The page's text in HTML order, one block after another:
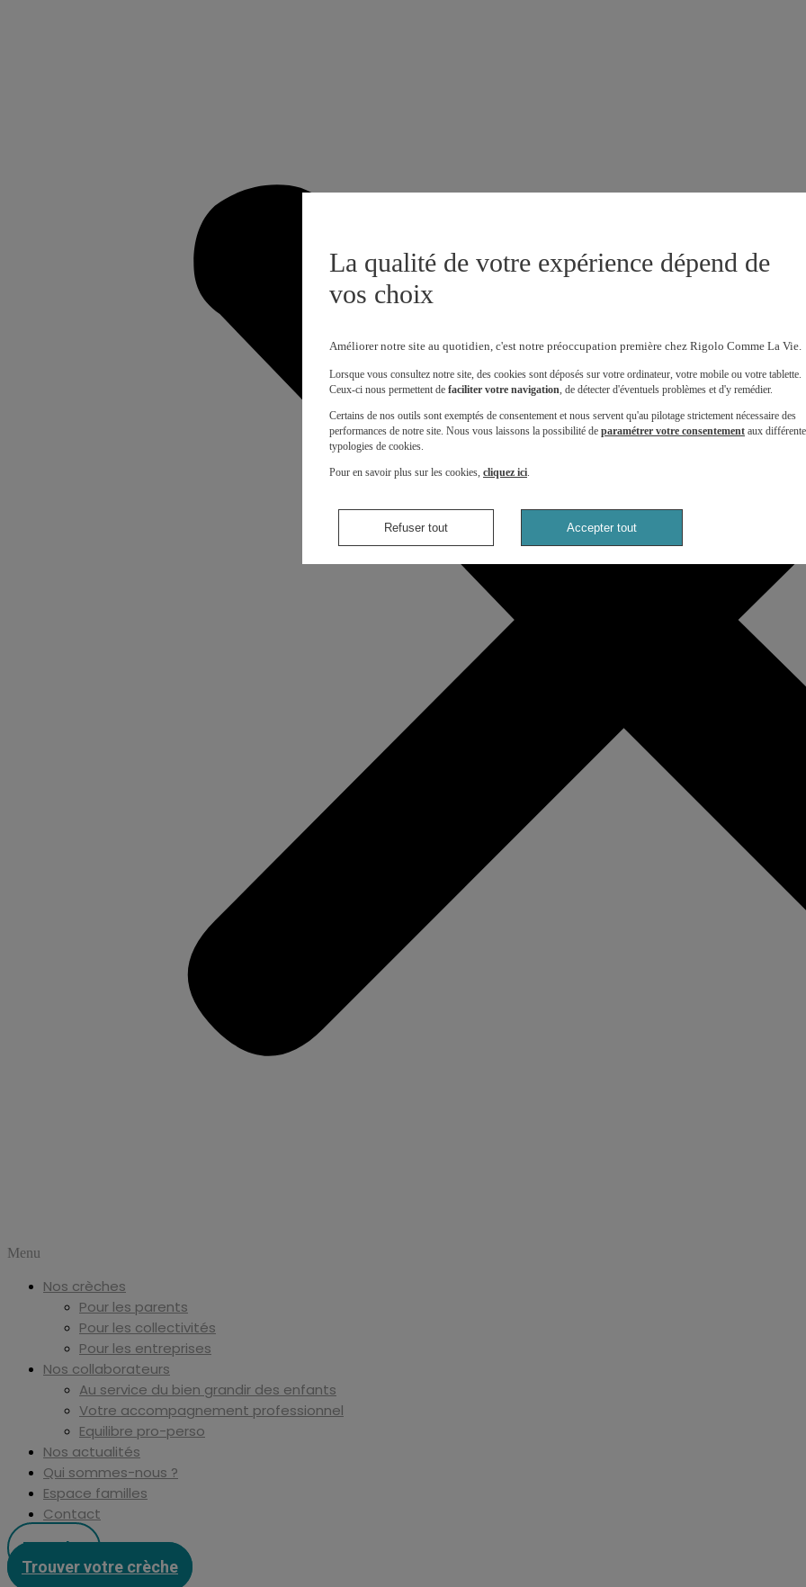
Menu
Nos crèches
Pour les parents
Pour les collectivités
Pour les entreprises
Nos collaborateurs
Au service du bien grandir des enfants
Votre accompagnement professionnel
Equilibre pro-perso
Nos actualités
Qui sommes-nous ?
Espace familles
Contact
Postuler
Trouver votre crèche
La qualité de votre expérience dépend de
vos choix
Améliorer notre site au quotidien, c'est notre préoccupation première chez Rigolo Comme La Vie.
Lorsque vous consultez notre site, des cookies sont déposés sur votre ordinateur, votre mobile ou votre tablette.
Ceux-ci nous permettent de faciliter votre navigation , de détecter d'éventuels problèmes et d'y remédier.
Certains de nos outils sont exemptés de consentement et nous servent qu'au pilotage strictement nécessaire des
performances de notre site. Nous vous laissons la possibilité de paramétrer votre consentement aux
typologies de cookies.
Pour en savoir plus sur les cookies, cliquez ici
Refuser tout Accepter tout